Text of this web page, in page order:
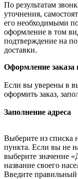
По результатам
уточнения,
его необходимыми
оформление в том
подтверждение на
доставки.
Оформление
Если вы уверены в
оформить заказ,
Заполнение адреса
Выберите из списка
пункта. Если вы не
выберите значение
название своего
Введите правильный